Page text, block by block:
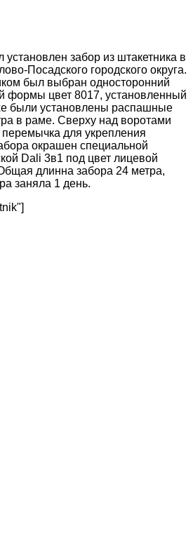
забор из штакетника в
Посадского городского округа.
был выбран односторонний
формы цвет 8017, установленный
были установлены распашные
в раме. Сверху над воротами
для укрепления
окрашен специальной
Dali 3в1 под цвет лицевой
длинна забора 24 метра,
заняла 1 день.